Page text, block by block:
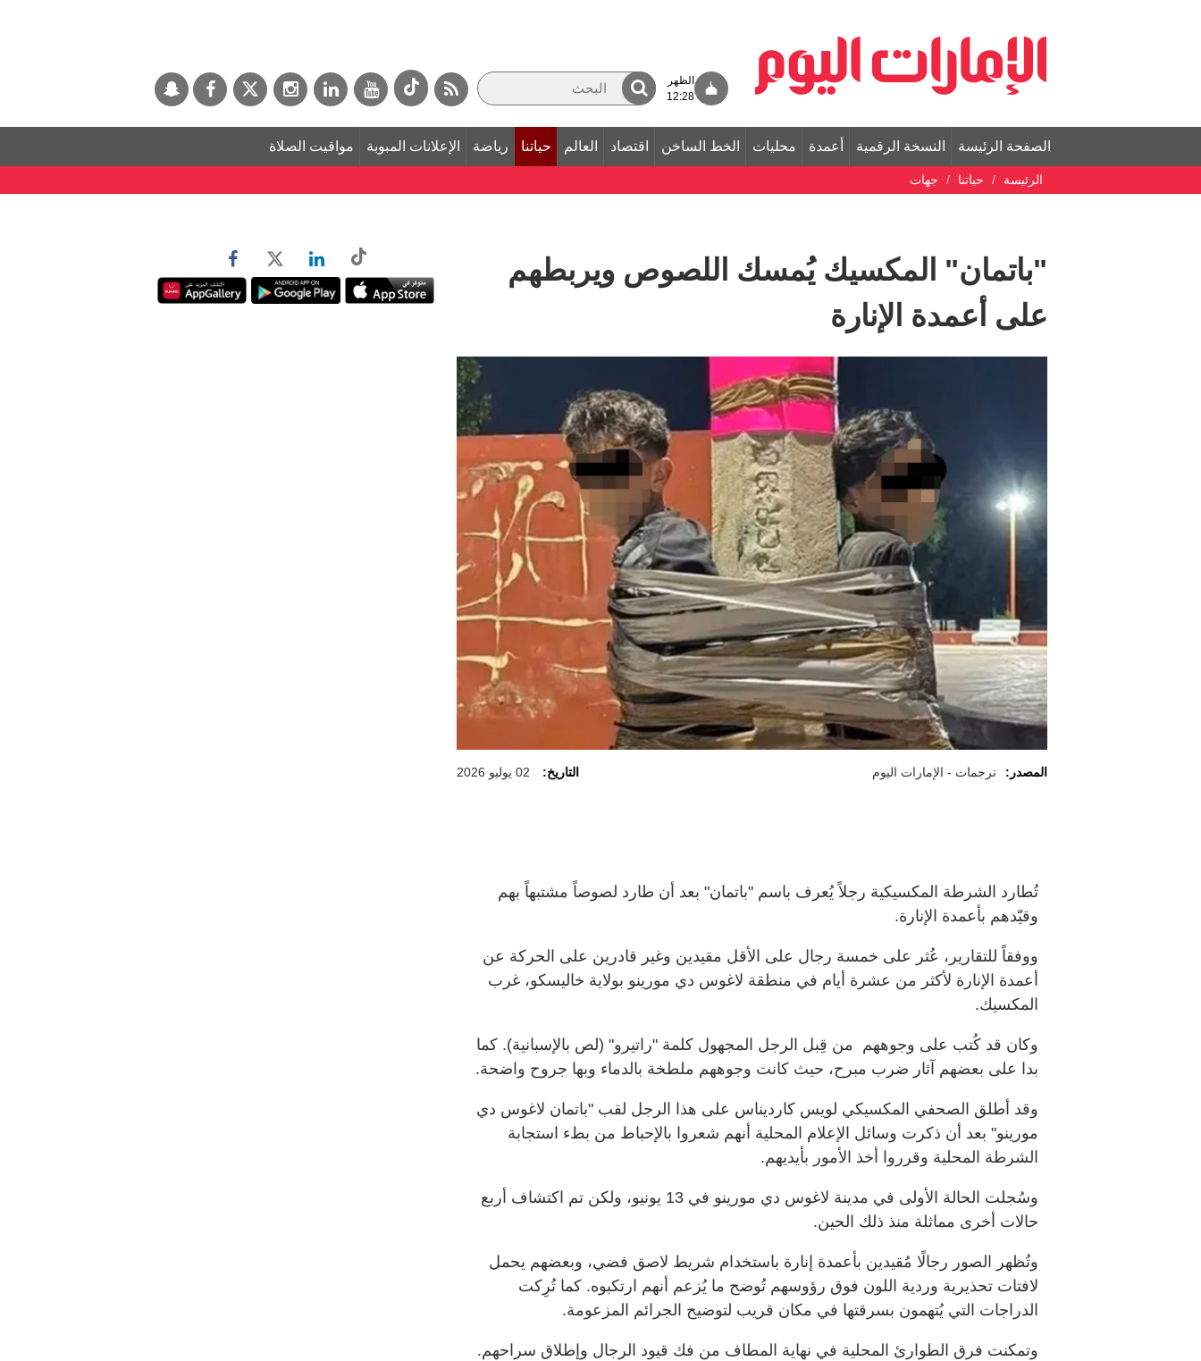
الظهر
12:28
الصفحة الرئيسة النسخة الرقمية أعمدة محليات الخط الساخن اقتصاد العالم حياتنا رياضة الإعلانات المبوبة مواقيت الصلاة
الرئيسة حياتنا جهات
"باتمان" المكسيك يُمسك اللصوص ويربطهم
على أعمدة الإنارة
المصدر: ترجمات - الإمارات اليوم التاريخ: 02 يوليو 2026
تُطارد الشرطة المكسيكية رجلاً يُعرف باسم "باتمان" بعد أن طارد لصوصاً مشتبهاً بهم
وقيّدهم بأعمدة الإنارة.
ووفقاً للتقارير، عُثر على خمسة رجال على الأقل مقيدين وغير قادرين على الحركة عن
أعمدة الإنارة لأكثر من عشرة أيام في منطقة لاغوس دي مورينو بولاية خاليسكو، غرب
المكسيك.
وكان قد كُتب على وجوههم من قِبل الرجل المجهول كلمة "راتيرو" (لص بالإسبانية). كما
بدا على بعضهم آثار ضرب مبرح، حيث كانت وجوههم ملطخة بالدماء وبها جروح واضحة.
وقد أطلق الصحفي المكسيكي لويس كارديناس على هذا الرجل لقب "باتمان لاغوس دي
مورينو" بعد أن ذكرت وسائل الإعلام المحلية أنهم شعروا بالإحباط من بطء استجابة
الشرطة المحلية وقرروا أخذ الأمور بأيديهم.
وسُجلت الحالة الأولى في مدينة لاغوس دي مورينو في 13 يونيو، ولكن تم اكتشاف أربع
حالات أخرى مماثلة منذ ذلك الحين.
وتُظهر الصور رجالًا مُقيدين بأعمدة إنارة باستخدام شريط لاصق فضي، وبعضهم يحمل
لافتات تحذيرية وردية اللون فوق رؤوسهم تُوضح ما يُزعم أنهم ارتكبوه. كما تُرِكت
الدراجات التي يُتهمون بسرقتها في مكان قريب لتوضيح الجرائم المزعومة.
وتمكنت فرق الطوارئ المحلية في نهاية المطاف من فك قيود الرجال وإطلاق سراحهم.